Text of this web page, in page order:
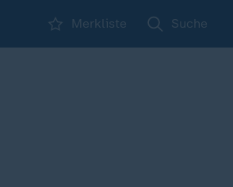
Merkliste Suche